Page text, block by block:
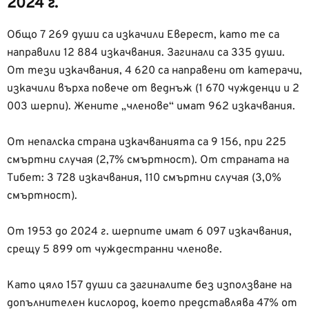
Общо 7 269 души са изкачили Еверест, като те са
направили 12 884 изкачвания. Загинали са 335 души.
От тези изкачвания, 4 620 са направени от катерачи,
изкачили върха повече от веднъж (1 670 чужденци и 2
003 шерпи). Жените „членове“ имат 962 изкачвания.
От непалска страна изкачванията са 9 156, при 225
смъртни случая (2,7% смъртност). От страната на
Тибет: 3 728 изкачвания, 110 смъртни случая (3,0%
смъртност).
От 1953 до 2024 г. шерпите имат 6 097 изкачвания,
срещу 5 899 от чуждестранни членове.
Като цяло 157 души са загиналите без използване на
допълнителен кислород, което представлява 47% от